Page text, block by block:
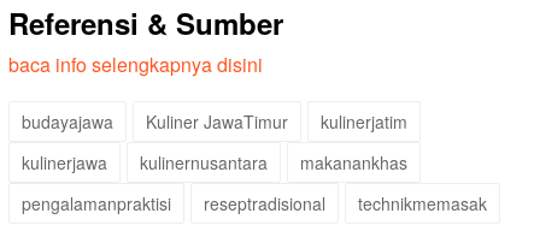
Referensi & Sumber
baca info selengkapnya disini
budayajawa Kuliner JawaTimur
kulinerjatim
kulinerjawa
kulinernusantara
makanankhas
pengalamanpraktisi
reseptradisional technikmemasak